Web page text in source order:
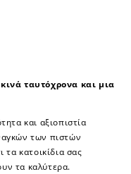
ταυτόχρονα και μια
και αξιοπιστία
των πιστών
κατοικίδια σας
τα καλύτερα.